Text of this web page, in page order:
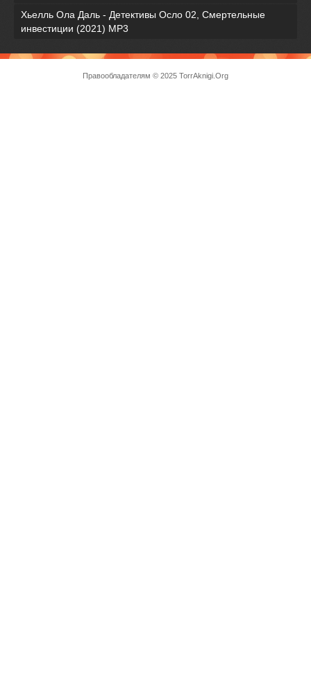
Хьелль Ола Даль - Детективы Осло 02, Смертельные
инвестиции (2021) МР3
Правообладателям © 2025 TorrAknigi.Org